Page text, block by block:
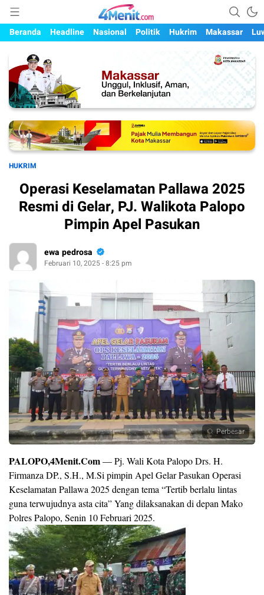
4menit.com
Mengungkap Kisah, Setiap Hari
Beranda
Headline Nasional Politik Hukrim Makassar
HUKRIM
Operasi Keselamatan Pallawa 2025
Resmi di Gelar, PJ. Walikota Palopo
Pimpin Apel Pasukan
ewa pedrosa
Februari 10, 2025 - 8:25 pm
Perbesar
PALOPO,4Menit.Com— Pj. Wali Kota Palopo Drs. H.
Firmanza DP., S.H., M.Si pimpin Apel Gelar Pasukan Operasi
Keselamatan Pallawa 2025 dengan tema “Tertib berlalu lintas
guna terwujudnya asta cita” Yang dilaksanakan di depan Mako
Polres Palopo, Senin 10 Februari 2025.